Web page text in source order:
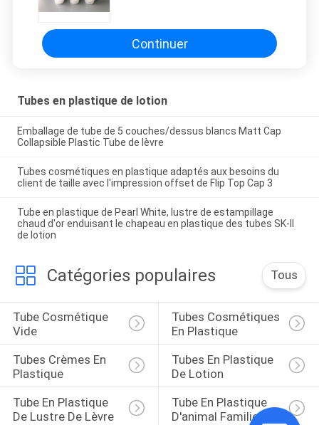
Continuer
Tubes en plastique de lotion
Emballage de tube de 5 couches/dessus blancs Matt Cap
Collapsible Plastic Tube de lèvre
Tubes cosmétiques en plastique adaptés aux besoins du
client de taille avec l'impression offset de Flip Top Cap 3
Tube en plastique de Pearl White, lustre de estampillage
chaud d'or enduisant le chapeau en plastique des tubes SK-II
de lotion
Catégories populaires Tous
Tube Cosmétique
Vide
Tubes Cosmétiques
En Plastique
Tubes Crèmes En
Plastique
Tubes En Plastique
De Lotion
Tube En Plastique
De Lustre De Lèvre
Tube En Plastique
D'animal Familier